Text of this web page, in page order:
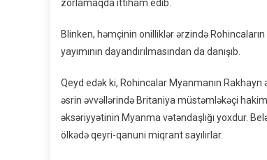
zorlamaqda ittiham edib.
Blinken, həmçinin onilliklər ərzində
yayımının dayandırılmasından da danışıb.
Qeyd edək ki, Rohincalar Myanmanın
əsrin əvvəllərində Britaniya müstəmləkəçi
əksəriyyətinin Myanma vətəndaşlığı yoxdur.
ölkədə qeyri-qanuni miqrant sayılırlar.